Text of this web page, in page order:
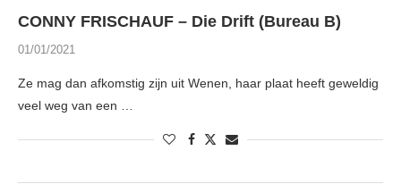
CONNY FRISCHAUF – Die Drift (Bureau B)
01/01/2021
Ze mag dan afkomstig zijn uit Wenen, haar plaat heeft geweldig
veel weg van een …